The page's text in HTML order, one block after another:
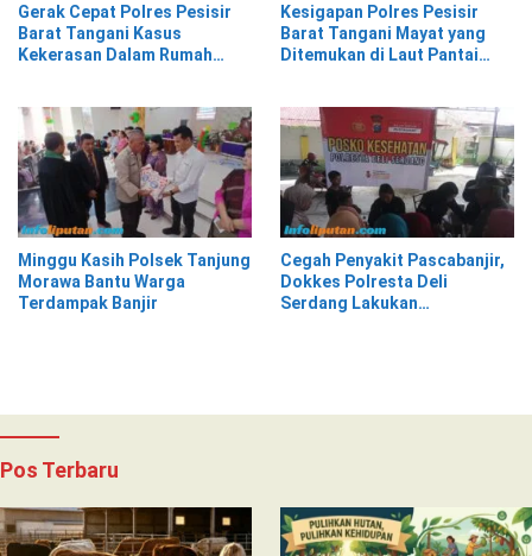
Gerak Cepat Polres Pesisir
Barat Tangani Kasus
Kekerasan Dalam Rumah
Kesigapan Polres Pesisir
Barat Tangani Mayat yang
Ditemukan di Laut Pantai
Minggu Kasih Polsek Tanjung
Morawa Bantu Warga
Terdampak Banjir
Cegah Penyakit Pascabanjir,
Dokkes Polresta Deli
Serdang Lakukan
Pos Terbaru